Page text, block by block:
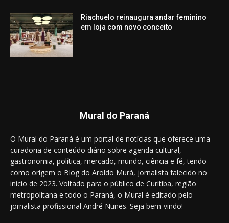
Riachuelo reinaugura andar feminino
em loja com novo conceito
Mural do Paraná
O Mural do Paraná é um portal de notícias que oferece uma
curadoria de conteúdo diário sobre agenda cultural,
gastronomia, política, mercado, mundo, ciência e fé, tendo
como origem o Blog do Aroldo Murá, jornalista falecido no
início de 2023. Voltado para o público de Curitiba, região
metropolitana e todo o Paraná, o Mural é editado pelo
jornalista profissional André Nunes. Seja bem-vindo!